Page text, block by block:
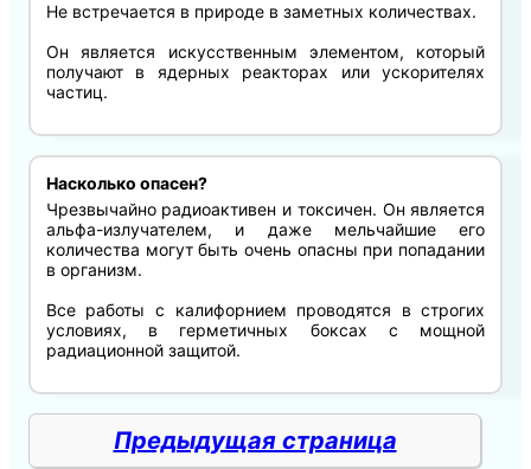
Не встречается в природе в заметных количествах.
Он является искусственным элементом, который
получают в ядерных реакторах или ускорителях
частиц.
Насколько опасен?
Чрезвычайно радиоактивен и токсичен. Он является
альфа-излучателем, и даже мельчайшие его
количества могут быть очень опасны при попадании
в организм.
Все работы с калифорнием проводятся в строгих
условиях, в герметичных боксах с мощной
радиационной защитой.
Предыдущая страница